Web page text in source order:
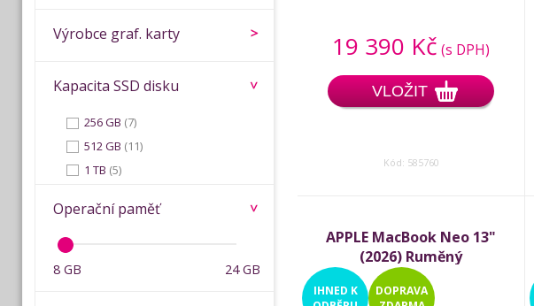
19 390 Kč (s DPH)
VLOŽIT
Kód: 585760
APPLE MacBook Neo 13"
(2026) Ruměný
IHNED K
DOPRAVA
Výrobce graf. karty
Kapacita SSD disku
256 GB (7)
512 GB (11)
1 TB (5)
Operační paměť
8 GB 24 GB